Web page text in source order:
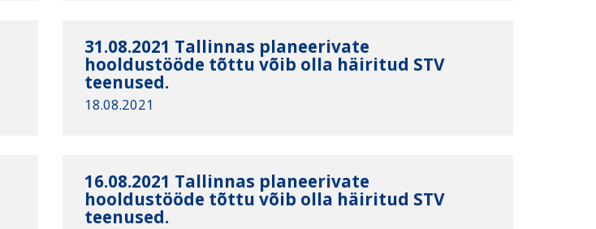
31.08.2021 Tallinnas planeerivate
hooldustööde tõttu võib olla häiritud STV
teenused.
18.08.2021
16.08.2021 Tallinnas planeerivate
hooldustööde tõttu võib olla häiritud STV
teenused.